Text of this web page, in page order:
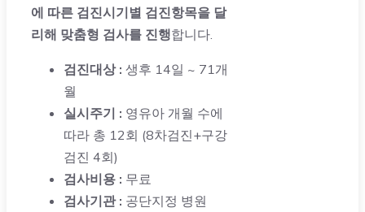
에 따른 검진시기별 검진항목을 달
리해 맞춤형 검사를 진행합니다.
검진대상 : 생후 14일 ~ 71개
월
실시주기 : 영유아 개월 수에
따라 총 12회 (8차검진+구강
검진 4회)
검사비용 : 무료
검사기관 : 공단지정 병원